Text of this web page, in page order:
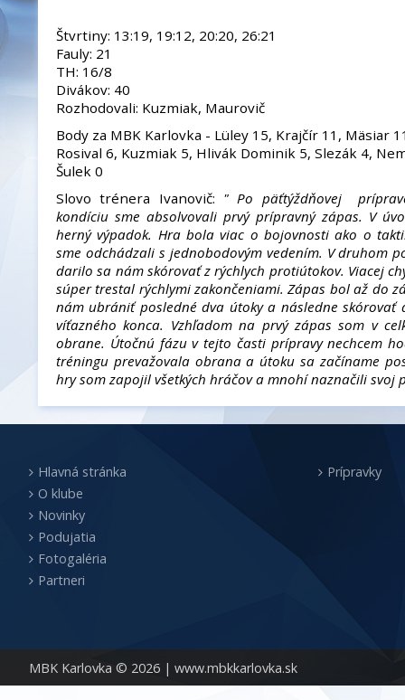
Štvrtiny: 13:19, 19:12, 20:20, 26:21
Fauly: 21
TH: 16/8
Divákov: 40
Rozhodovali: Kuzmiak, Maurovič
Body za MBK Karlovka - Lüley 15, Krajčír 11, Mäsiar
Rosival 6, Kuzmiak 5, Hlivák Dominik 5, Slezák 4,
Šulek 0
Slovo trénera Ivanovič: " Po päťtýždňovej
kondíciu sme absolvovali prvý prípravný zápas. V
herný výpadok. Hra bola viac o bojovnosti ako o
sme odchádzali s jednobodovým vedením. V druhom
darilo sa nám skórovať z rýchlych protiútokov. Viacej
súper trestal rýchlymi zakončeniami. Zápas bol až do
nám ubrániť posledné dva útoky a následne skórovať
víťazného konca. Vzhľadom na prvý zápas som v
obrane. Útočnú fázu v tejto časti prípravy nechcem
tréningu prevažovala obrana a útoku sa začíname
hry som zapojil všetkých hráčov a mnohí naznačili
MBK Karlovka © 2026 | www.mbkkarlovka.sk
Hlavná stránka
O klube
Novinky
Podujatia
Fotogaléria
Partneri
Prípravky